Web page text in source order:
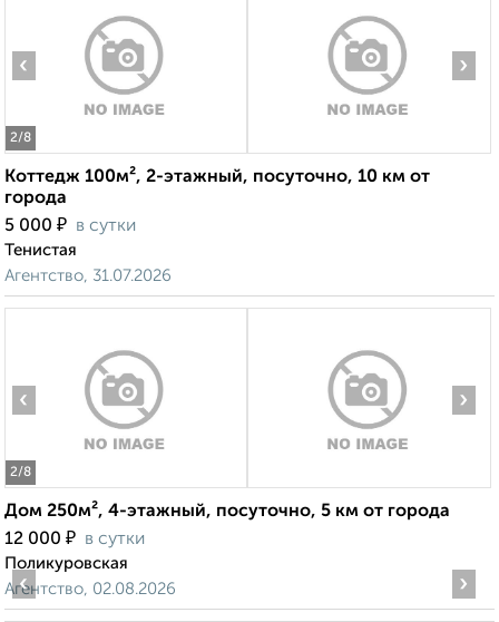
2/8
‹ ›
Коттедж 100м², 2-этажный, посуточно, 10 км от
города
5 000 ₽ в сутки
Тенистая
Агентство, 31.07.2026
2/8
‹ ›
Дом 250м², 4-этажный, посуточно, 5 км от города
12 000 ₽ в сутки
Поликуровская
Агентство, 02.08.2026
‹ ›